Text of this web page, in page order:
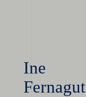
Ine
Fernagut